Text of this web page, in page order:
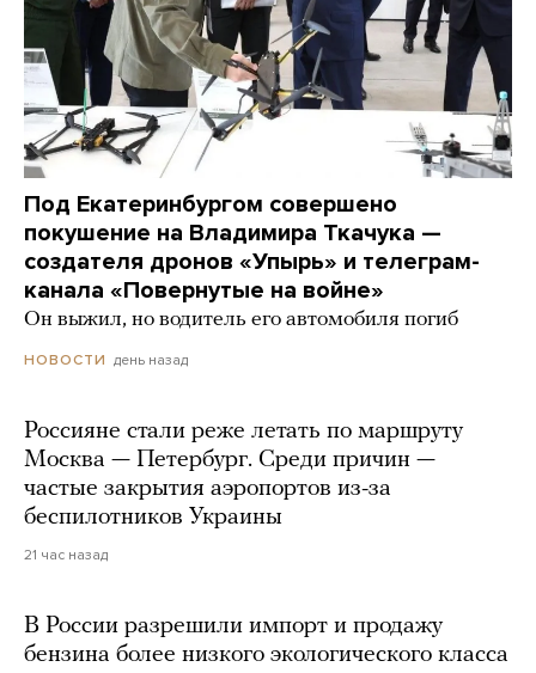
Под Екатеринбургом совершено
покушение на Владимира Ткачука —
создателя дронов «Упырь» и телеграм-
канала «Повернутые на войне»
Он выжил, но водитель его автомобиля погиб
НОВОСТИ день назад
Россияне стали реже летать по маршруту
Москва — Петербург. Среди причин —
частые закрытия аэропортов из-за
беспилотников Украины
21 час назад
В России разрешили импорт и продажу
бензина более низкого экологического класса